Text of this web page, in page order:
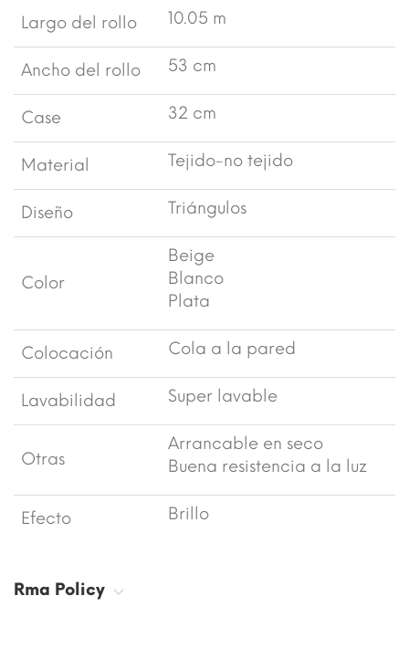
Largo del rollo 10.05 m
Ancho del rollo 53 cm
Case 32 cm
Material Tejido-no tejido
Diseño Triángulos
Color
Beige
Blanco
Plata
Colocación Cola a la pared
Lavabilidad Super lavable
Otras
Arrancable en seco
Buena resistencia a la luz
Efecto Brillo
Rma Policy